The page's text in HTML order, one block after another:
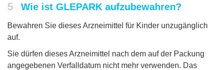
5 Wie ist GLEPARK aufzubewahren?
Bewahren Sie dieses Arzneimittel für Kinder unzugänglich
auf.
Sie dürfen dieses Arzneimittel nach dem auf der Packung
angegebenen Verfalldatum nicht mehr verwenden. Das